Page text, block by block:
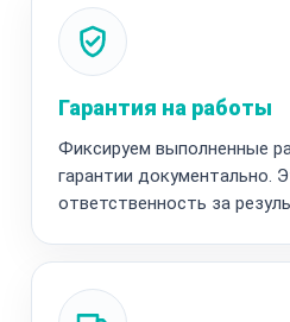
Гарантия на работы
Фиксируем выполненные
гарантии документально.
ответственность за